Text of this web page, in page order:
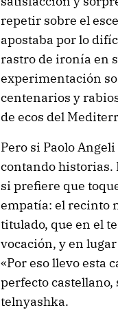
repetir sobre el
apostaba por lo
rastro de ironía en
experimentación
centenarios y
de ecos del
Pero si Paolo
contando historias.
si prefiere que
empatía: el recinto
titulado, que en el
vocación, y en
«Por eso llevo esta
perfecto castellano,
telnyashka.